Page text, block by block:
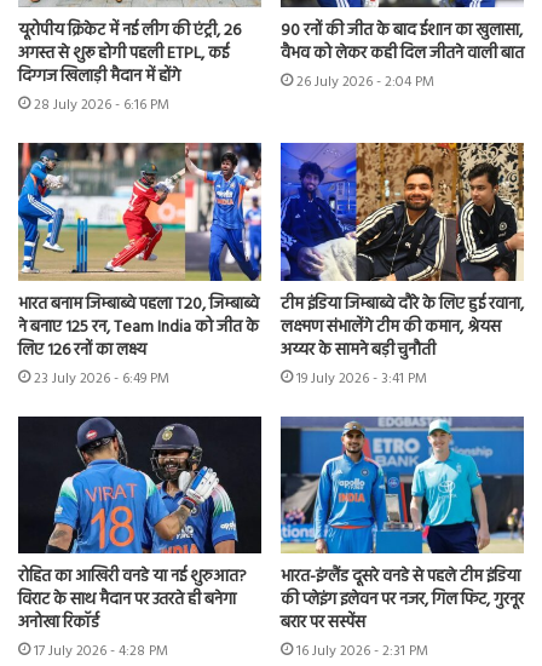
यूरोपीय क्रिकेट में नई लीग की एंट्री, 26
अगस्त से शुरू होगी पहली ETPL, कई
दिग्गज खिलाड़ी मैदान में होंगे
28 July 2026 - 6:16 PM
90 रनों की जीत के बाद ईशान का खुलासा,
वैभव को लेकर कही दिल जीतने वाली बात
26 July 2026 - 2:04 PM
भारत बनाम जिम्बाब्वे पहला T20, जिम्बाब्वे
ने बनाए 125 रन, Team India को जीत के
लिए 126 रनों का लक्ष्य
23 July 2026 - 6:49 PM
टीम इंडिया जिम्बाब्वे दौरे के लिए हुई रवाना,
लक्ष्मण संभालेंगे टीम की कमान, श्रेयस
अय्यर के सामने बड़ी चुनौती
19 July 2026 - 3:41 PM
रोहित का आखिरी वनडे या नई शुरुआत?
विराट के साथ मैदान पर उतरते ही बनेगा
अनोखा रिकॉर्ड
17 July 2026 - 4:28 PM
भारत-इंग्लैंड दूसरे वनडे से पहले टीम इंडिया
की प्लेइंग इलेवन पर नजर, गिल फिट, गुरनूर
बरार पर सस्पेंस
16 July 2026 - 2:31 PM